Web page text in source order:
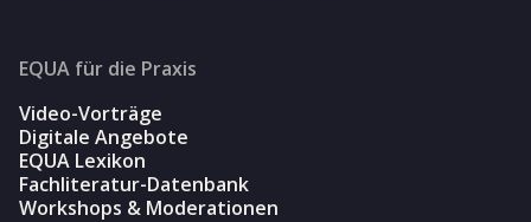
EQUA für die Praxis
Video-Vorträge
Digitale Angebote
EQUA Lexikon
Fachliteratur-Datenbank
Workshops & Moderationen